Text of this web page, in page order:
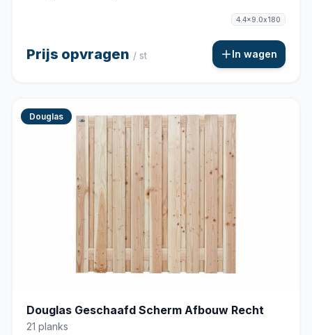
4.4x9.0x180
Prijs opvragen / st In wagen
Douglas
Douglas Geschaafd Scherm Afbouw Recht
21 planks